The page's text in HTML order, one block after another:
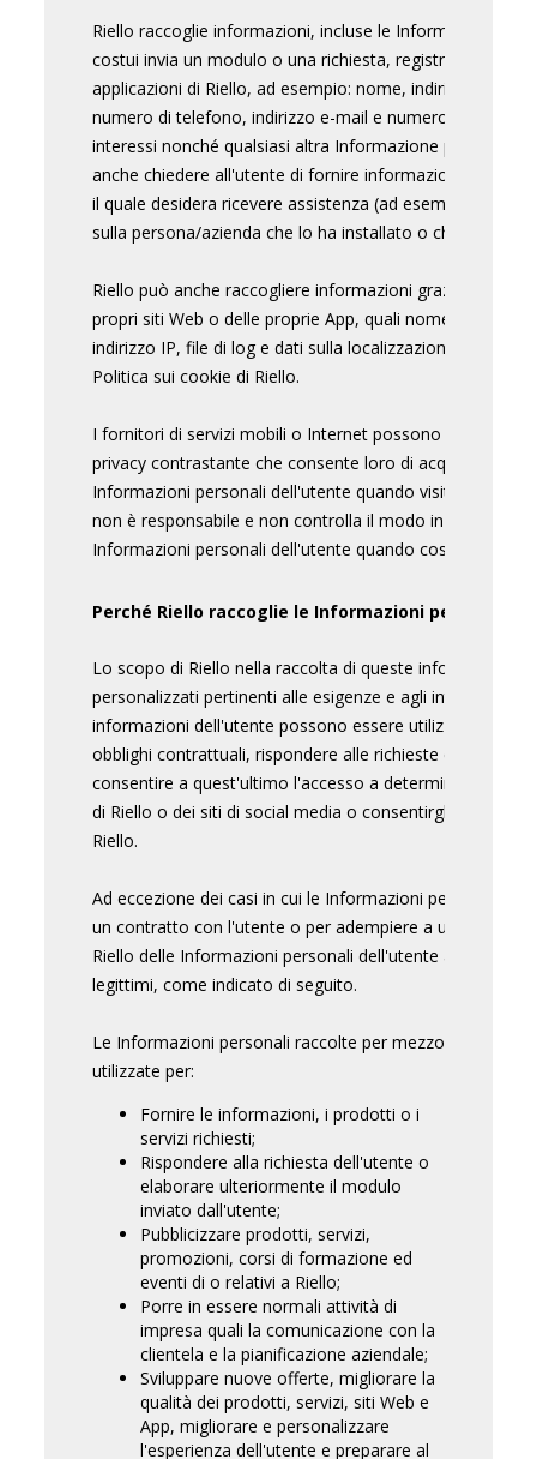
Riello raccoglie informazioni, incluse le Informazioni
costui invia un modulo o una richiesta, registra un
applicazioni di Riello, ad esempio: nome, indirizzo fisico,
numero di telefono, indirizzo e-mail e numero di fax, il
interessi nonché qualsiasi altra Informazione personale
anche chiedere all'utente di fornire informazioni sul
il quale desidera ricevere assistenza (ad esempio un
sulla persona/azienda che lo ha installato o che lo
Riello può anche raccogliere informazioni grazie
propri siti Web o delle proprie App, quali nome utente,
indirizzo IP, file di log e dati sulla localizzazione. Per
Politica sui cookie di Riello.
I fornitori di servizi mobili o Internet possono avere una
privacy contrastante che consente loro di acquisire,
Informazioni personali dell'utente quando visita i Siti
non è responsabile e non controlla il modo in cui altre
Informazioni personali dell'utente quando costui accede
Perché Riello raccoglie le Informazioni personali
Lo scopo di Riello nella raccolta di queste informazioni
personalizzati pertinenti alle esigenze e agli interessi
informazioni dell'utente possono essere utilizzate da
obblighi contrattuali, rispondere alle richieste
consentire a quest'ultimo l'accesso a determinate aree
di Riello o dei siti di social media o consentirgli di
Riello.
Ad eccezione dei casi in cui le Informazioni personali
un contratto con l'utente o per adempiere a un obbligo
Riello delle Informazioni personali dell'utente avverrà
legittimi, come indicato di seguito.
Le Informazioni personali raccolte per mezzo dei siti
utilizzate per:
Fornire le informazioni, i prodotti o i
servizi richiesti;
Rispondere alla richiesta dell'utente o
elaborare ulteriormente il modulo
inviato dall'utente;
Pubblicizzare prodotti, servizi,
promozioni, corsi di formazione ed
eventi di o relativi a Riello;
Porre in essere normali attività di
impresa quali la comunicazione con la
clientela e la pianificazione aziendale;
Sviluppare nuove offerte, migliorare la
qualità dei prodotti, servizi, siti Web e
App, migliorare e personalizzare
l'esperienza dell'utente e preparare al